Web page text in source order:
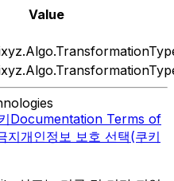
Value
Documentation Terms of
지개인정보 보호 선택(쿠키